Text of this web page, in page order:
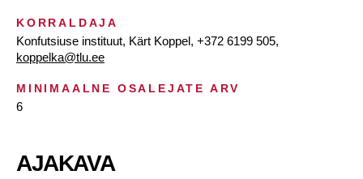
KORRALDAJA
Konfutsiuse instituut, Kärt Koppel, +372 6199 505,
koppelka@tlu.ee
MINIMAALNE OSALEJATE ARV
6
AJAKAVA